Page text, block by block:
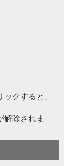
クすると、
解除されま